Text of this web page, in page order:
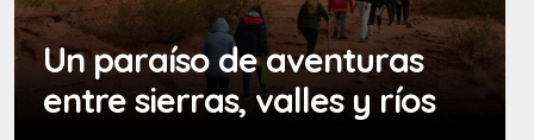
Un paraíso de aventuras
entre sierras, valles y ríos